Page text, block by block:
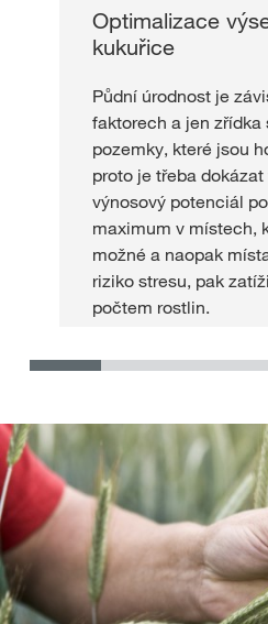
Optimalizace
kukuřice
Půdní úrodnost je
faktorech a jen zřídka
pozemky, které jsou
proto je třeba
výnosový potenciál
maximum v místech,
možné a naopak
riziko stresu, pak
počtem rostlin.